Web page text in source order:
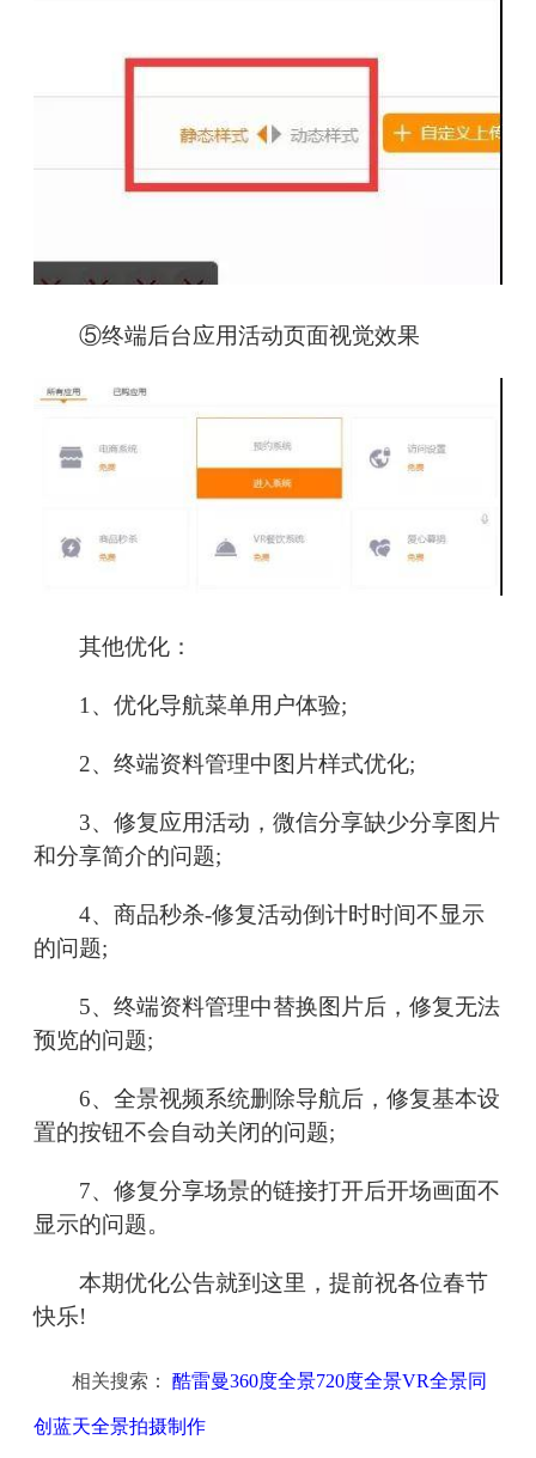
⑤终端后台应用活动页面视觉效果
其他优化：
1、优化导航菜单用户体验;
2、终端资料管理中图片样式优化;
3、修复应用活动，微信分享缺少分享图片
和分享简介的问题;
4、商品秒杀-修复活动倒计时时间不显示
的问题;
5、终端资料管理中替换图片后，修复无法
预览的问题;
6、全景视频系统删除导航后，修复基本设
置的按钮不会自动关闭的问题;
7、修复分享场景的链接打开后开场画面不
显示的问题。
本期优化公告就到这里，提前祝各位春节
快乐!
相关搜索： 酷雷曼360度全景720度全景VR全景同
创蓝天全景拍摄制作